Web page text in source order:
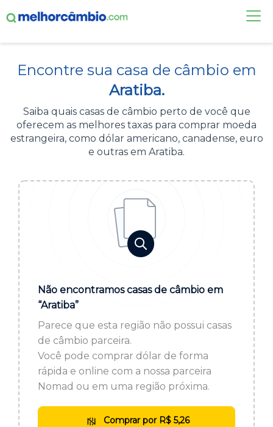
CASAS DE CÂMBIO
DÓLAR HOJE
ALERTA DE CÂMBIO
Acesse sua conta:
BROKER DE OFERTAS
ou cadastre-se se ainda não tem registro:
Encontre sua casa de câmbio em
Aratiba.
Saiba quais casas de câmbio perto de você que
oferecem as melhores taxas para comprar moeda
estrangeira, como dólar americano, canadense, euro
e outras em Aratiba.
Não encontramos casas de câmbio em
“Aratiba”
Parece que esta região não possui casas
de câmbio parceira.
Você pode comprar dólar de forma
rápida e online com a nossa parceira
Nomad ou em uma região próxima.
Comprar por R$ 5,26